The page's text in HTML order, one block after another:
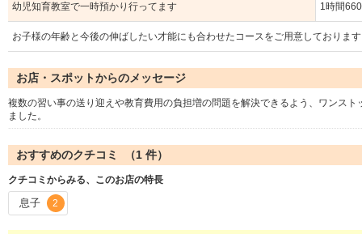
幼児知育教室で一時預かり行ってます 1時間
お子様の年齢と今後の伸ばしたい才能にも合わせたコースをご用意しております
お店・スポットからのメッセージ
複数の習い事の送り迎えや教育費用の負担増の問題を解決できるよう、ワンス
ました。
おすすめのクチコミ （1 件）
クチコミからみる、このお店の特長
息子 2